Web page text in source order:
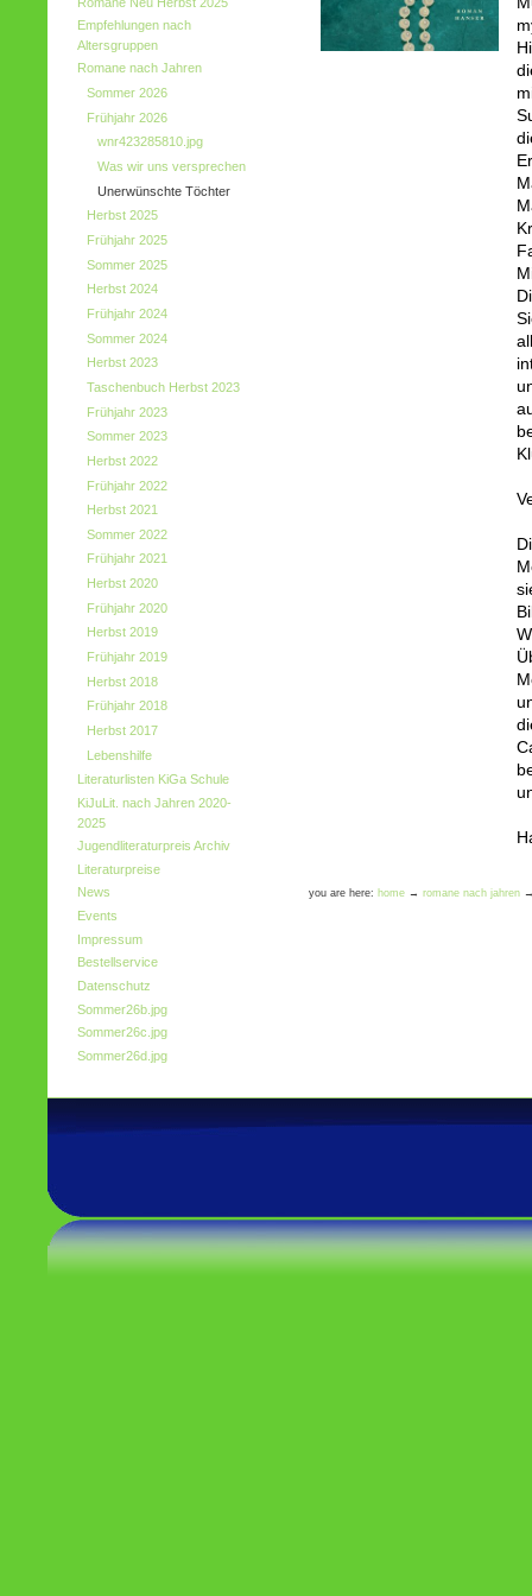
Empfehlungen nach
Altersgruppen
Romane nach Jahren
Sommer 2026
Frühjahr 2026
wnr423285810.jpg
Was wir uns versprechen
Unerwünschte Töchter
Herbst 2025
Frühjahr 2025
Sommer 2025
Herbst 2024
Frühjahr 2024
Sommer 2024
Herbst 2023
Taschenbuch Herbst 2023
Frühjahr 2023
Sommer 2023
Herbst 2022
Frühjahr 2022
Herbst 2021
Sommer 2022
Frühjahr 2021
Herbst 2020
Frühjahr 2020
Herbst 2019
Frühjahr 2019
Herbst 2018
Frühjahr 2018
Herbst 2017
Lebenshilfe
Literaturlisten KiGa Schule
KiJuLit. nach Jahren 2020-
2025
Jugendliteraturpreis Archiv
Literaturpreise
News
Events
Impressum
Bestellservice
Datenschutz
Sommer26b.jpg
Sommer26c.jpg
Sommer26d.jpg
you are here: home → romane nach jahren